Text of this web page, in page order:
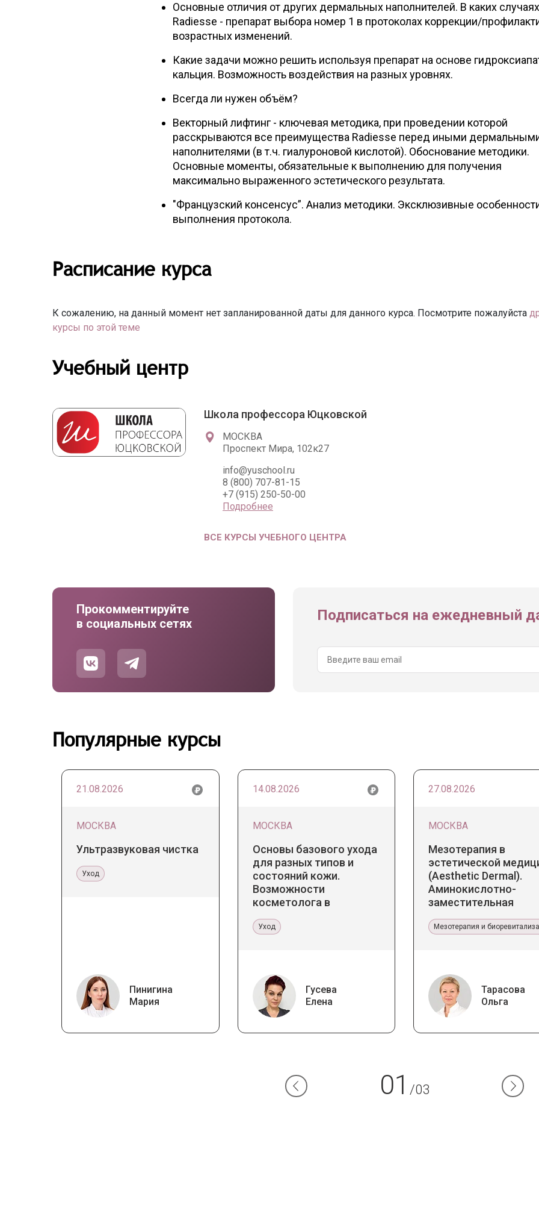
Основные отличия от других дермальных наполнителей. В каких случаях
Radiesse - препарат выбора номер 1 в протоколах коррекции/
возрастных изменений.
Какие задачи можно решить используя препарат на основе
кальция. Возможность воздействия на разных уровнях.
Всегда ли нужен объём?
Векторный лифтинг - ключевая методика, при проведении которой
расскрываются все преимущества Radiesse перед иными
наполнителями (в т.ч. гиалуроновой кислотой). Обоснование методики.
Основные моменты, обязательные к выполнению для получения
максимально выраженного эстетического результата.
"Французский консенсус”. Анализ методики. Эксклюзивные
выполнения протокола.
Расписание курса
К сожалению, на данный момент нет запланированной даты для данного курса. Посмотрите пожалуйста
курсы по этой теме
Учебный центр
Школа профессора Юцковской
МОСКВА
Проспект Мира, 102к27
info@yusсhool.ru
8 (800) 707-81-15
+7 (915) 250-50-00
Подробнее
ВСЕ КУРСЫ УЧЕБНОГО ЦЕНТРА
Прокомментируйте
в социальных сетях
Подписаться на ежедневный
Популярные курсы
21.08.2026
МОСКВА
Ультразвуковая чистка
Уход
Пинигина
Мария
14.08.2026
МОСКВА
Основы базового ухода
для разных типов и
состояний кожи.
Возможности
косметолога в
Уход
Гусева
Елена
27.08.2026
МОСКВА
Мезотерапия в
эстетической
(Aesthetic Dermal).
Аминокислотно-
заместительная
Мезотерапия и
Тарасова
Ольга
01 /03